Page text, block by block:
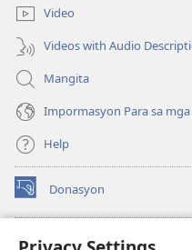
Video
Videos with Audio
Mangita
Impormasyon Para sa
Help
Donasyon
(opens
new
Watchtower ONLINE